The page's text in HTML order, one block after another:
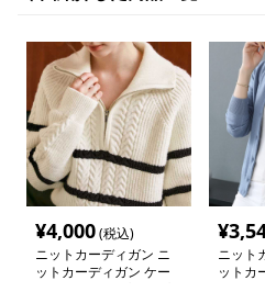
¥4,000(税込)
ニットカーディガン ニ
ットカーディガン ケー
¥
ニット
ットカ